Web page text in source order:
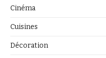
Cinéma
Cuisines
Décoration